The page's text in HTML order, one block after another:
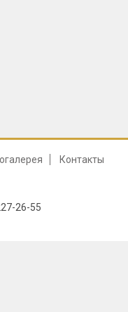
Контакты
227-26-55